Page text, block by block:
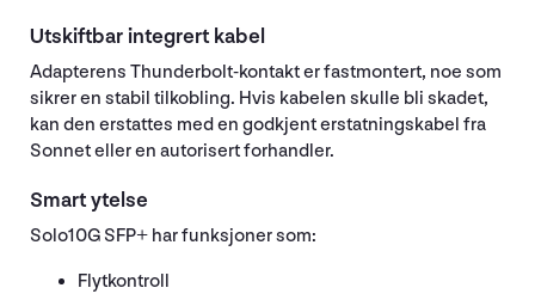
Utskiftbar integrert kabel
Adapterens Thunderbolt-kontakt er fastmontert, noe som
sikrer en stabil tilkobling. Hvis kabelen skulle bli skadet,
kan den erstattes med en godkjent erstatningskabel fra
Sonnet eller en autorisert forhandler.
Smart ytelse
Solo10G SFP+ har funksjoner som:
Flytkontroll